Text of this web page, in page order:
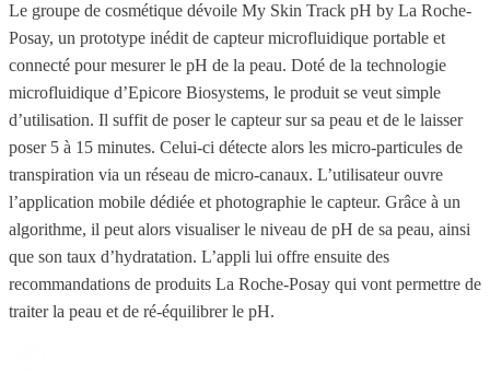
Le groupe de cosmétique dévoile My Skin Track pH by La Roche-
Posay, un prototype inédit de capteur microfluidique portable et
connecté pour mesurer le pH de la peau. Doté de la technologie
microfluidique d’Epicore Biosystems, le produit se veut simple
d’utilisation. Il suffit de poser le capteur sur sa peau et de le laisser
poser 5 à 15 minutes. Celui-ci détecte alors les micro-particules de
transpiration via un réseau de micro-canaux. L’utilisateur ouvre
l’application mobile dédiée et photographie le capteur. Grâce à un
algorithme, il peut alors visualiser le niveau de pH de sa peau, ainsi
que son taux d’hydratation. L’appli lui offre ensuite des
recommandations de produits La Roche-Posay qui vont permettre de
traiter la peau et de ré-équilibrer le pH.